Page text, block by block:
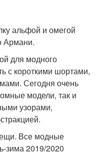
альфой и омегой
Армани.
для модного
с короткими шортами,
Сегодня очень
модели, так и
узорами,